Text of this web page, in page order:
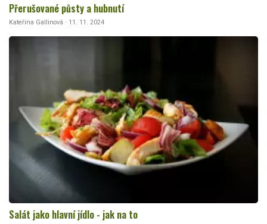
Přerušované půsty a hubnutí
Kateřina Gallinová · 11. 11. 2024
Salát jako hlavní jídlo - jak na to